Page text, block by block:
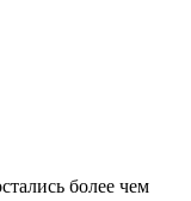
более чем